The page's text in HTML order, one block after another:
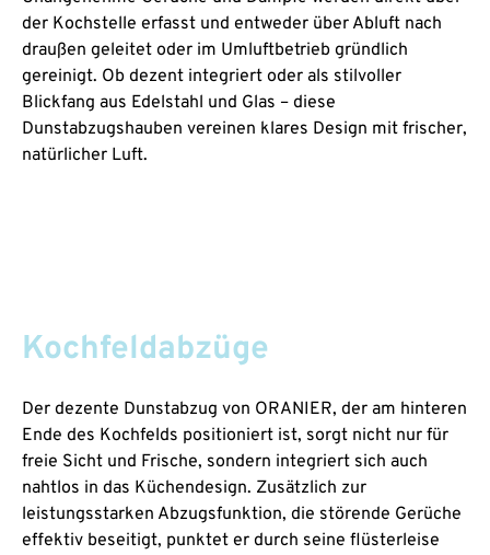
der Kochstelle erfasst und entweder über Abluft nach
draußen geleitet oder im Umluftbetrieb gründlich
gereinigt. Ob dezent integriert oder als stilvoller
Blickfang aus Edelstahl und Glas – diese
Dunstabzugshauben vereinen klares Design mit frischer,
natürlicher Luft.
Kochfeldabzüge
Der dezente Dunstabzug von ORANIER, der am hinteren
Ende des Kochfelds positioniert ist, sorgt nicht nur für
freie Sicht und Frische, sondern integriert sich auch
nahtlos in das Küchendesign. Zusätzlich zur
leistungsstarken Abzugsfunktion, die störende Gerüche
effektiv beseitigt, punktet er durch seine flüsterleise